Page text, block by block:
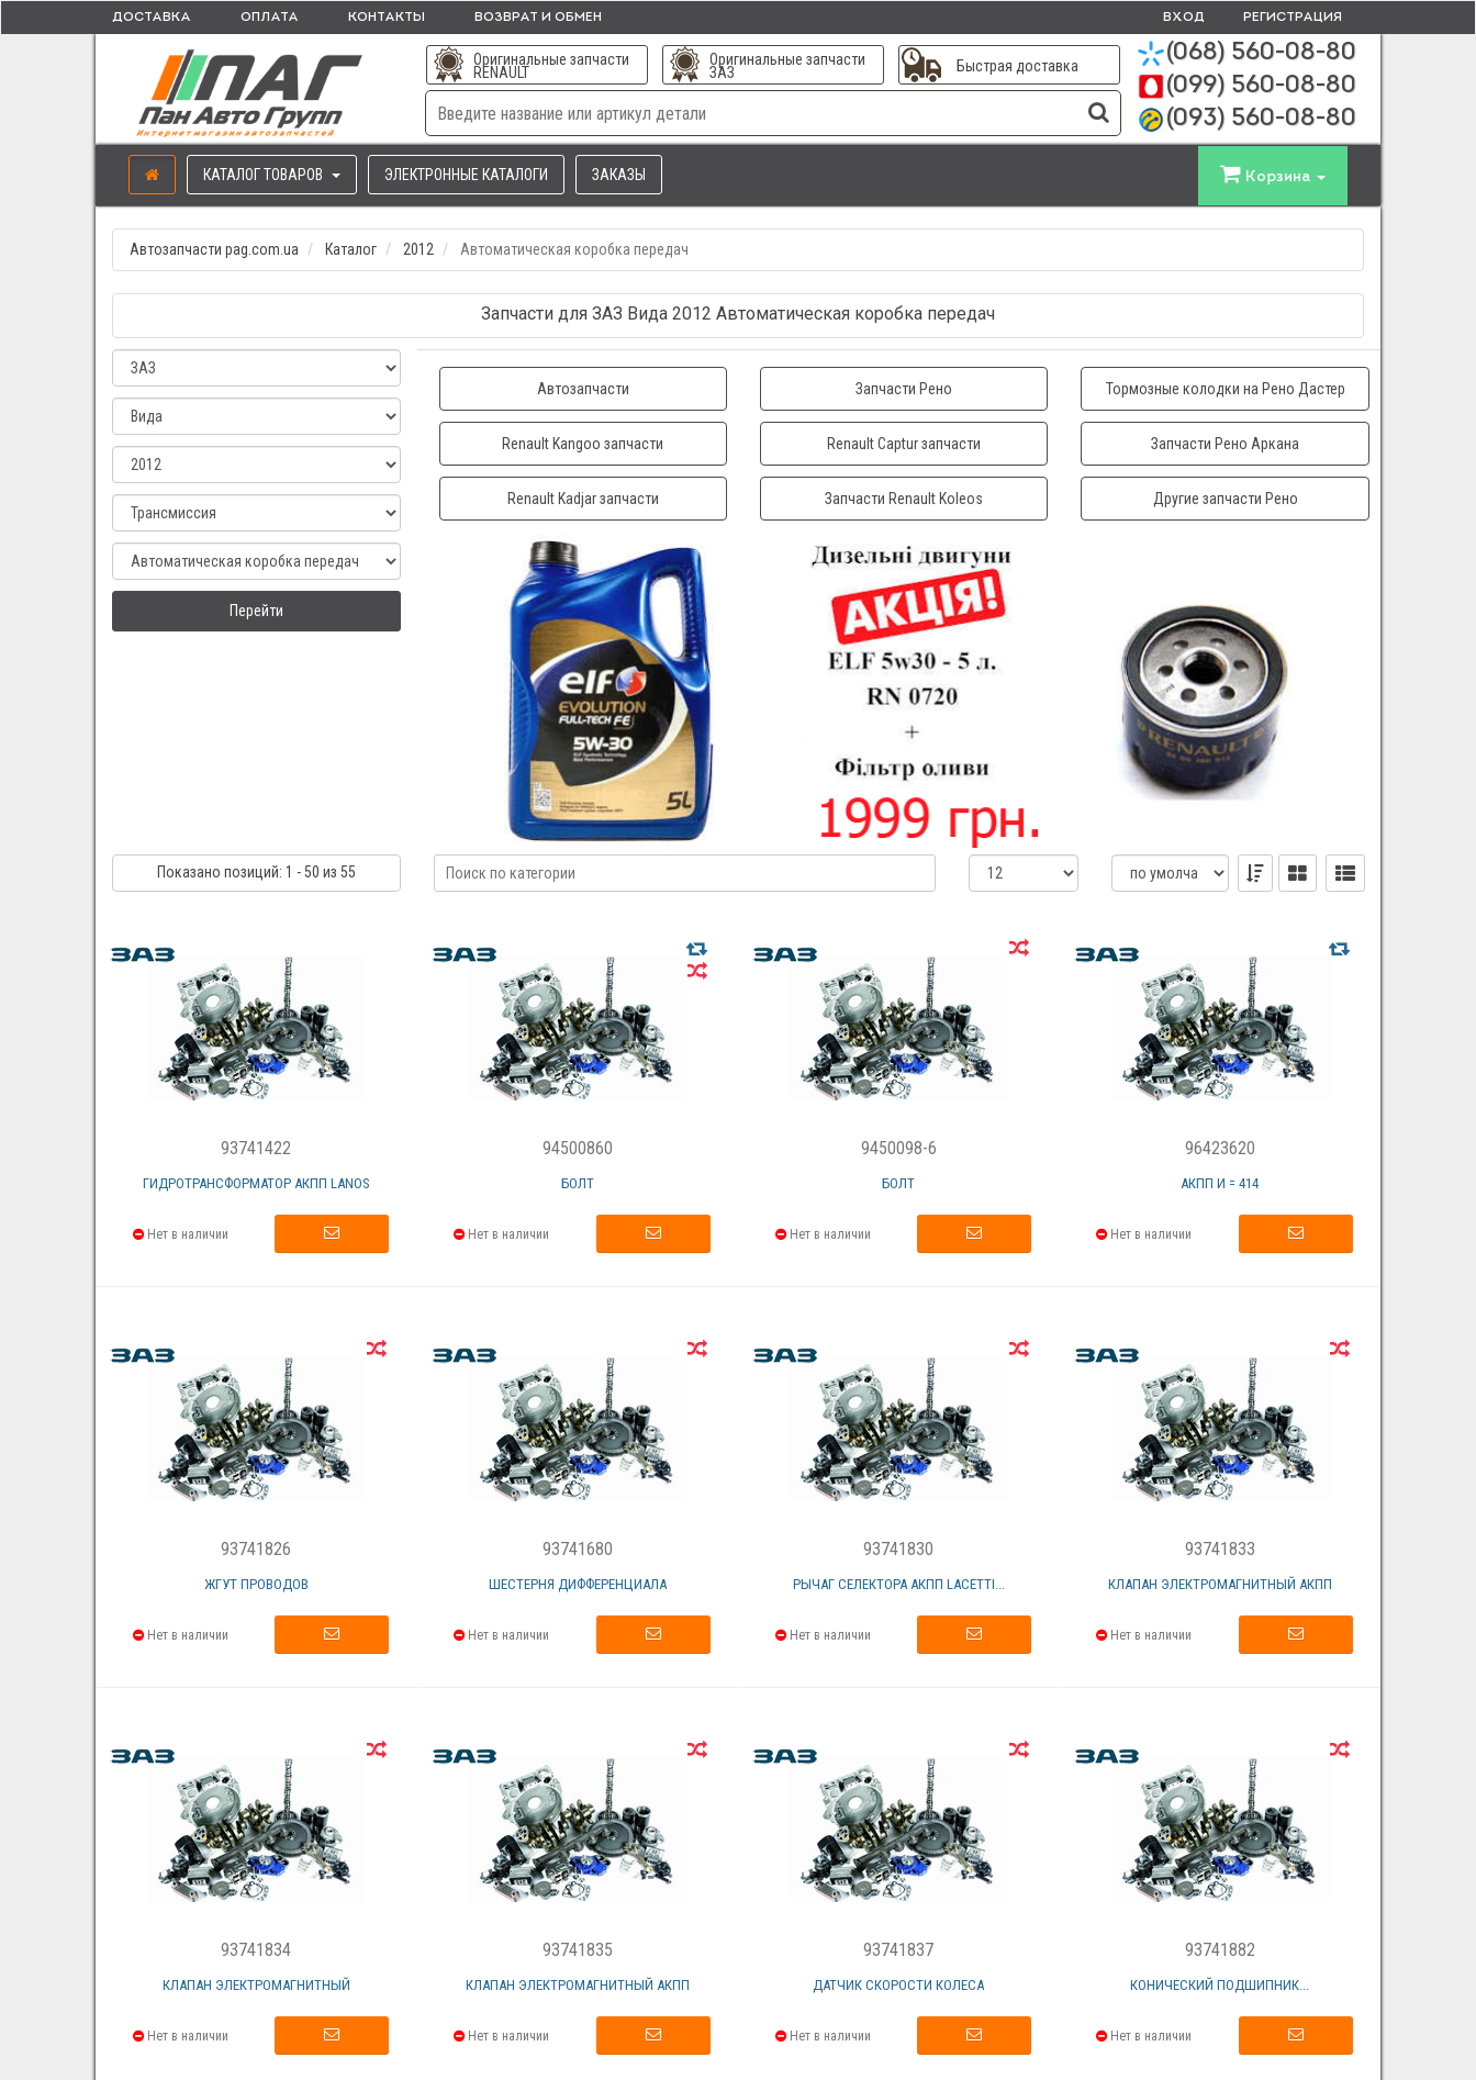
ДОСТАВКА ОПЛАТА КОНТАКТЫ ВОЗВРАТ И ОБМЕН ВХОД РЕГИСТРАЦИЯ
Оригинальные запчасти
RENAULT
Оригинальные запчасти
ЗАЗ Быстрая доставка (068) 560-08-80
(099) 560-08-80
(093) 560-08-80
КАТАЛОГ ТОВАРОВ ЭЛЕКТРОННЫЕ КАТАЛОГИ ЗАКАЗЫ Корзина
Автозапчасти pag.com.ua Каталог 2012 Автоматическая коробка передач
Запчасти для ЗАЗ Вида 2012 Автоматическая коробка передач
Перейти
Автозапчасти Запчасти Рено Тормозные колодки на Рено Дастер
Renault Kangoo запчасти Renault Captur запчасти Запчасти Рено Аркана
Renault Kadjar запчасти Запчасти Renault Koleos Другие запчасти Рено
Показано позиций: 1 - 50 из 55
93741422
ГИДРОТРАНСФОРМАТОР АКПП LANOS
Нет в наличии
94500860
БОЛТ
Нет в наличии
9450098-6
БОЛТ
Нет в наличии
96423620
АКПП И = 414
Нет в наличии
93741826
ЖГУТ ПРОВОДОВ
Нет в наличии
93741680
ШЕСТЕРНЯ ДИФФЕРЕНЦИАЛА
Нет в наличии
93741830
РЫЧАГ СЕЛЕКТОРА АКПП LACETTI...
Нет в наличии
93741833
КЛАПАН ЭЛЕКТРОМАГНИТНЫЙ АКПП
Нет в наличии
93741834
КЛАПАН ЭЛЕКТРОМАГНИТНЫЙ
Нет в наличии
93741835
КЛАПАН ЭЛЕКТРОМАГНИТНЫЙ АКПП
Нет в наличии
93741837
ДАТЧИК СКОРОСТИ КОЛЕСА
Нет в наличии
93741882
КОНИЧЕСКИЙ ПОДШИПНИК...
Нет в наличии